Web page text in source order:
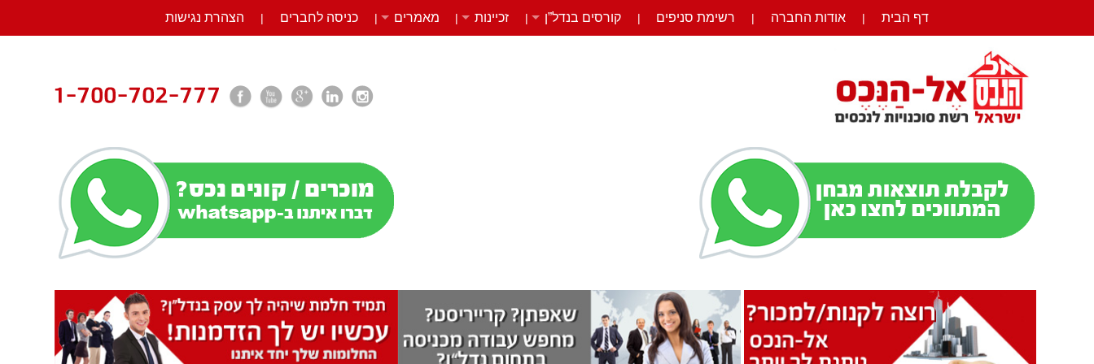
דף הבית | אודות החברה | רשימת סניפים | קורסים בנדל”ן | זכיינות | מאמרים | כניסה לחברים | הצהרת נגישות